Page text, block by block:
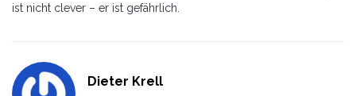
ist nicht clever – er ist gefährlich.
Dieter Krell